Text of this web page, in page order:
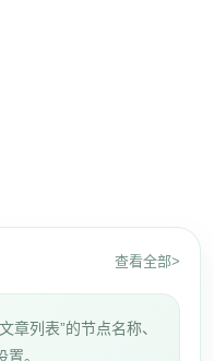
查看全部>
章列表”的节点名称、
。